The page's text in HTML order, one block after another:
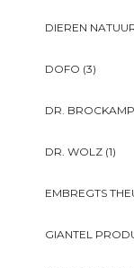
DIEREN
DOFO (3)
DR.
DR. WOLZ (1)
EMBREGTS
GIANTEL